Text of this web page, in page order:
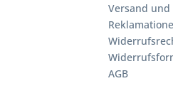
Versand
AGB